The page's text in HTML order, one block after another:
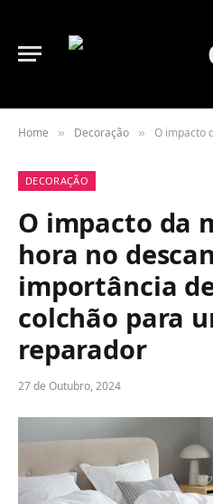
Home » Decoração » O impacto da mudança
DECORAÇÃO
O impacto da
hora no
importância
colchão para
reparador
27 de Outubro, 2024